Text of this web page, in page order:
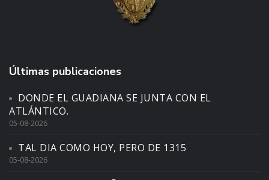
Últimas publicaciones
DONDE EL GUADIANA SE JUNTA CON EL
ATLÁNTICO.
05-08-2026
TAL DIA COMO HOY, PERO DE 1315
05-08-2026